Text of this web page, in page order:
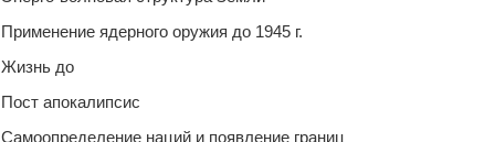
Применение ядерного оружия до 1945 г.
Жизнь до
Пост апокалипсис
Самоопределение наций и появление границ